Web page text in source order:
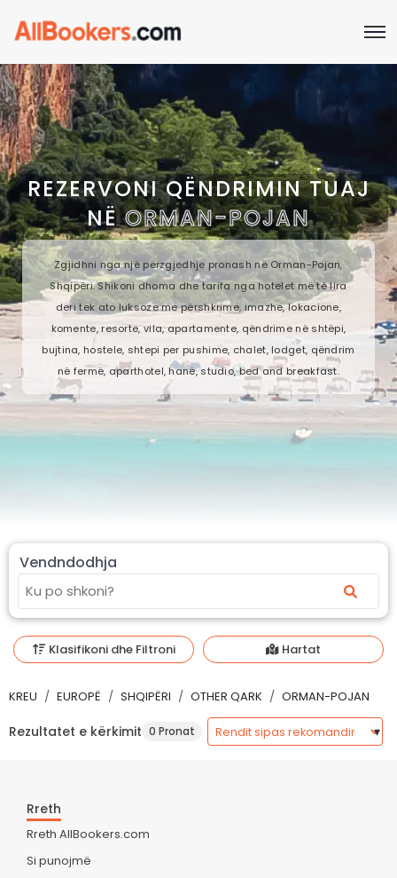
REZERVONI QËNDRIMIN TUAJ
NËORMAN-POJAN
Zgjidhni nga një përzgjedhje pronash në Orman-Pojan,
Shqipëri. Shikoni dhoma dhe tarifa nga hotelet më të lira
deri tek ato luksoze me përshkrime, imazhe, lokacione,
komente, resorte, vila, apartamente, qëndrime në shtëpi,
bujtina, hostele, shtepi per pushime, chalet, lodget, qëndrim
në fermë, aparthotel, hanë, studio, bed and breakfast.
Vendndodhja
Klasifikoni dhe Filtroni Hartat
KREU EUROPË SHQIPËRI OTHER QARK ORMAN-POJAN
Rezultatet e kërkimit 0 Pronat
Rreth
Rreth AllBookers.com
Si punojmë